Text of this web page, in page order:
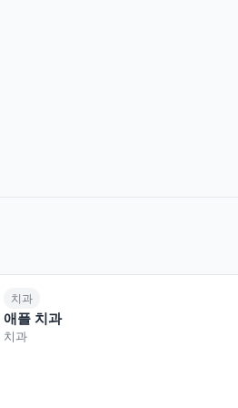
치과
애플 치과
치과